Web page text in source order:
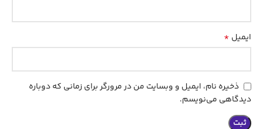
ایمیل *
ذخیره نام، ایمیل و وبسایت من در مرورگر برای زمانی که دوباره
دیدگاهی می‌نویسم.